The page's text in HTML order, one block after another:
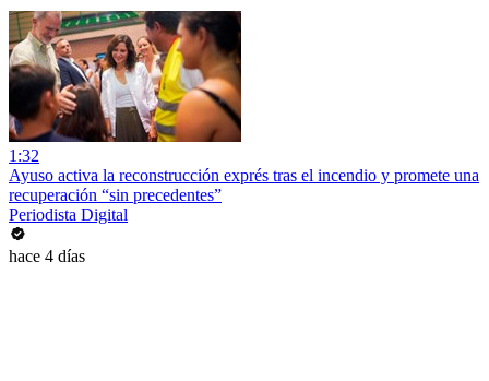
1:32
Ayuso activa la reconstrucción exprés tras el incendio y promete una
recuperación “sin precedentes”
Periodista Digital
hace 4 días